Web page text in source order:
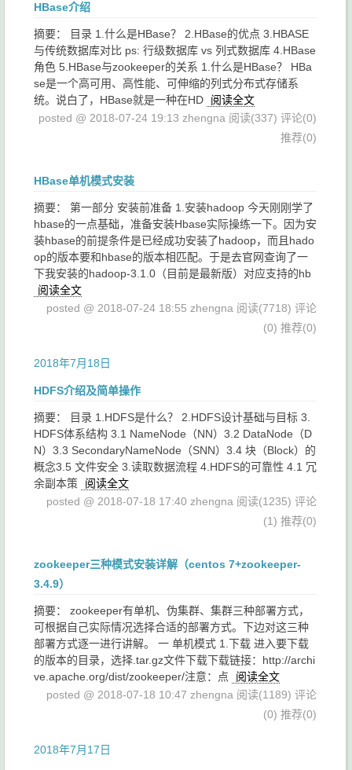
HBase介绍
摘要： 目录 1.什么是HBase？ 2.HBase的优点 3.HBASE
与传统数据库对比 ps: 行级数据库 vs 列式数据库 4.HBase
角色 5.HBase与zookeeper的关系 1.什么是HBase？ HBa
se是一个高可用、高性能、可伸缩的列式分布式存储系
统。说白了，HBase就是一种在HD
阅读全文
posted @ 2018-07-24 19:13 zhengna 阅读(337) 评论(0)
推荐(0)
HBase单机模式安装
摘要： 第一部分 安装前准备 1.安装hadoop 今天刚刚学了
hbase的一点基础，准备安装Hbase实际操练一下。因为安
装hbase的前提条件是已经成功安装了hadoop，而且hado
op的版本要和hbase的版本相匹配。于是去官网查询了一
下我安装的hadoop-3.1.0（目前是最新版）对应支持的hb
阅读全文
posted @ 2018-07-24 18:55 zhengna 阅读(7718) 评论
(0) 推荐(0)
2018年7月18日
HDFS介绍及简单操作
摘要： 目录 1.HDFS是什么？ 2.HDFS设计基础与目标 3.
HDFS体系结构 3.1 NameNode（NN）3.2 DataNode（D
N）3.3 SecondaryNameNode（SNN）3.4 块（Block）的
概念3.5 文件安全 3.读取数据流程 4.HDFS的可靠性 4.1 冗
余副本策
阅读全文
posted @ 2018-07-18 17:40 zhengna 阅读(1235) 评论
(1) 推荐(0)
zookeeper三种模式安装详解（centos 7+zookeeper-
3.4.9）
摘要： zookeeper有单机、伪集群、集群三种部署方式，
可根据自己实际情况选择合适的部署方式。下边对这三种
部署方式逐一进行讲解。 一 单机模式 1.下载 进入要下载
的版本的目录，选择.tar.gz文件下载下载链接：http://archi
ve.apache.org/dist/zookeeper/注意：点
阅读全文
posted @ 2018-07-18 10:47 zhengna 阅读(1189) 评论
(0) 推荐(0)
2018年7月17日